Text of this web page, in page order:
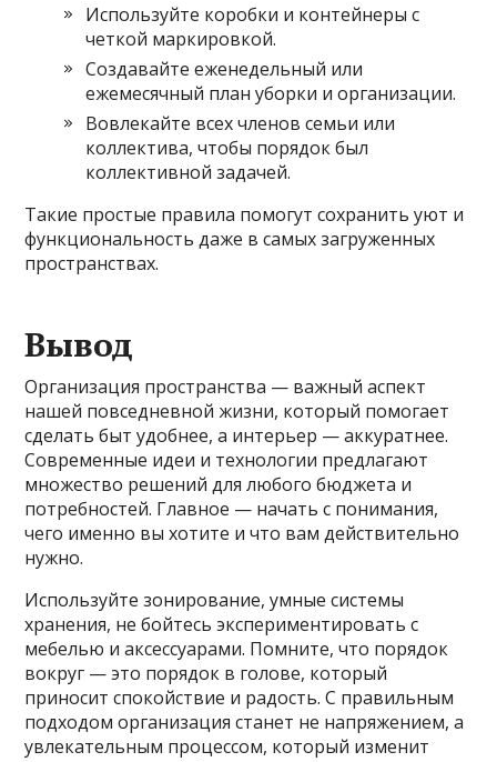
Используйте коробки и контейнеры с
четкой маркировкой.
Создавайте еженедельный или
ежемесячный план уборки и организации.
Вовлекайте всех членов семьи или
коллектива, чтобы порядок был
коллективной задачей.
Такие простые правила помогут сохранить уют и
функциональность даже в самых загруженных
пространствах.
Вывод
Организация пространства — важный аспект
нашей повседневной жизни, который помогает
сделать быт удобнее, а интерьер — аккуратнее.
Современные идеи и технологии предлагают
множество решений для любого бюджета и
потребностей. Главное — начать с понимания,
чего именно вы хотите и что вам действительно
нужно.
Используйте зонирование, умные системы
хранения, не бойтесь экспериментировать с
мебелью и аксессуарами. Помните, что порядок
вокруг — это порядок в голове, который
приносит спокойствие и радость. С правильным
подходом организация станет не напряжением, а
увлекательным процессом, который изменит